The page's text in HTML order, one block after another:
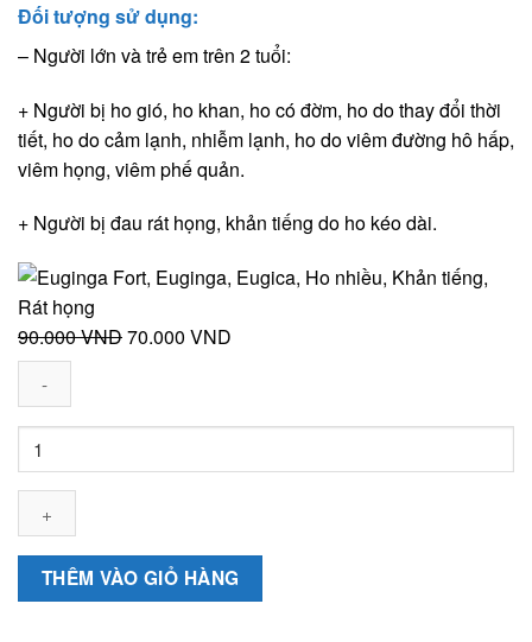
Đối tượng sử dụng:
– Người lớn và trẻ em trên 2 tuổi:
+ Người bị ho gió, ho khan, ho có đờm, ho do thay đổi thời
tiết, ho do cảm lạnh, nhiễm lạnh, ho do viêm đường hô hấp,
viêm họng, viêm phế quản.
+ Người bị đau rát họng, khản tiếng do ho kéo dài.
90.000VNDGiá
90.000 VND.
70.000 VND
là:
Fort
(Hộp
100
Hỗ
THÊM VÀO GIỎ HÀNG